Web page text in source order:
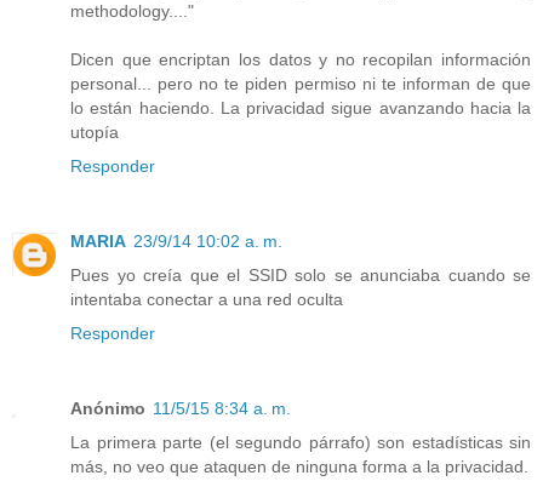
methodology...."
Dicen que encriptan los datos y no recopilan información
personal... pero no te piden permiso ni te informan de que
lo están haciendo. La privacidad sigue avanzando hacia la
utopía
Responder
MARIA 23/9/14 10:02 a. m.
Pues yo creía que el SSID solo se anunciaba cuando se
intentaba conectar a una red oculta
Responder
Anónimo 11/5/15 8:34 a. m.
La primera parte (el segundo párrafo) son estadísticas sin
más, no veo que ataquen de ninguna forma a la privacidad.